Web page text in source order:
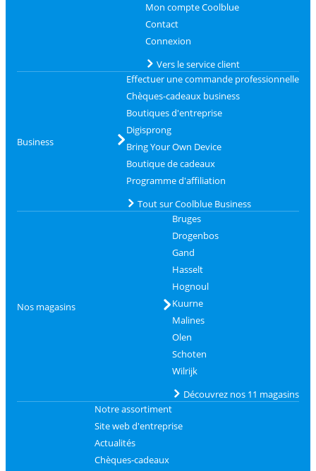
Mon compte Coolblue
Contact
Connexion
Vers le service client
Business
Effectuer une commande professionnelle
Chèques-cadeaux business
Boutiques d'entreprise
Digisprong
Bring Your Own Device
Boutique de cadeaux
Programme d'affiliation
Tout sur Coolblue Business
Nos magasins
Bruges
Drogenbos
Gand
Hasselt
Hognoul
Kuurne
Malines
Olen
Schoten
Wilrijk
Découvrez nos 11 magasins
Notre assortiment
Site web d'entreprise
Actualités
Chèques-cadeaux